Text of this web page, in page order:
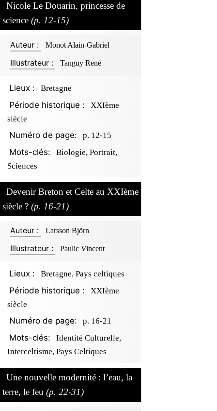
Nicole Le Douarin, princesse de
science (p. 12-15)
Auteur : Monot Alain-Gabriel
Illustrateur : Tanguy René
Lieux : Bretagne
Période historique :
XXIème
siècle
Numéro de page: p. 12-15
Mots-clés:
Biologie, Portrait,
Sciences
Devenir Breton et Celte au XXIème
siècle ? (p. 16-21)
Auteur : Larsson Björn
Illustrateur : Paulic Vincent
Lieux : Bretagne, Pays celtiques
Période historique :
XXIème
siècle
Numéro de page: p. 16-21
Mots-clés:
Identité Culturelle,
Interceltisme, Pays Celtiques
Une nouvelle modernité : l’eau, la
terre, le feu (p. 22-31)